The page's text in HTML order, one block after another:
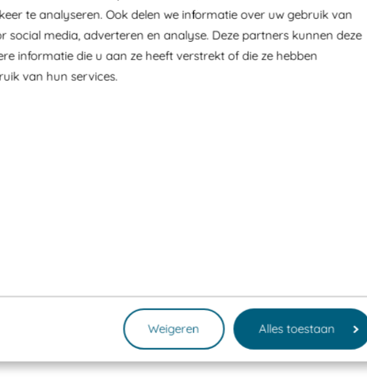
te analyseren. Ook delen we informatie over uw gebruik van
social media, adverteren en analyse. Deze partners kunnen deze
informatie die u aan ze heeft verstrekt of die ze hebben
van hun services.
Weigeren Alles toestaan